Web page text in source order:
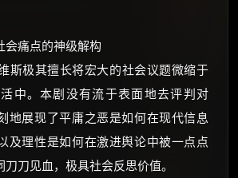
会痛点的神级解构
斯极其擅长将宏大的社会议题微缩于
中。本剧没有流于表面地去评判对
地展现了平庸之恶是如何在现代信息
及理性是如何在激进舆论中被一点点
刀见血，极具社会反思价值。